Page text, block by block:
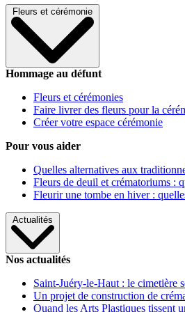
Fleurs et cérémonie
Hommage au défunt
Fleurs et cérémonies
Faire livrer des fleurs pour la
Créer votre espace cérémonie
Pour vous aider
Quelles alternatives aux
Fleurs de deuil et crématoriums :
Fleurir une tombe en hiver :
Actualités
Nos actualités
Saint-Juéry-le-Haut : le cimetière
Un projet de construction de
Quand les Arts Plastiques tissent